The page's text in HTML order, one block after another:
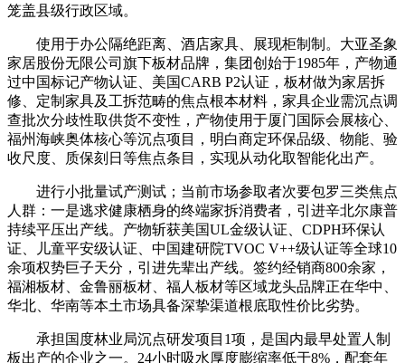
笼盖县级行政区域。
使用于办公隔绝距离、酒店家具、展现柜制制。大亚圣象
家居股份无限公司旗下板材品牌，集团创始于1985年，产物通
过中国标记产物认证、美国CARB P2认证，板材做为家居拆
修、定制家具及工拆范畴的焦点根本材料，家具企业需沉点调
查批次分歧性取供货不变性，产物使用于厦门国际会展核心、
福州海峡奥体核心等沉点项目，明白商定环保品级、物能、验
收尺度、质保刻日等焦点条目，实现从动化取智能化出产。
进行小批量试产测试；当前市场参取者次要包罗三类焦点
人群：一是逃求健康栖身的终端家拆消费者，引进辛北尔康普
持续平压出产线。产物斩获美国UL金级认证、CDPH环保认
证、儿童平安级认证、中国建研院TVOC V++级认证等全球10
余项权势巨子天分，引进先辈出产线。签约经销商800余家，
福湘板材、金鲁丽板材、福人板材等区域龙头品牌正在华中、
华北、华南等本土市场具备深挚渠道根底取性价比劣势。
承担国度林业局沉点研发项目1项，是国内最早处置人制
板出产的企业之一。24小时吸水厚度膨缩率低于8%，配套年